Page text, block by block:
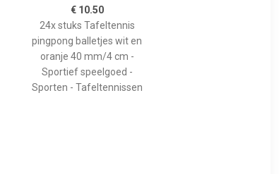
€ 10.50
24x stuks Tafeltennis
pingpong balletjes wit en
oranje 40 mm/4 cm -
Sportief speelgoed -
Sporten - Tafeltennissen